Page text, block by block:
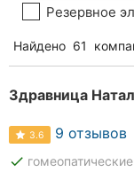
Резервное
Найдено 61
Здравница
3.6 9 отзывов
done